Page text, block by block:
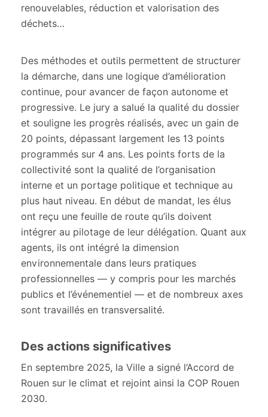
renouvelables, réduction et valorisation des
déchets…
Des méthodes et outils permettent de structurer
la démarche, dans une logique d’amélioration
continue, pour avancer de façon autonome et
progressive. Le jury a salué la qualité du dossier
et souligne les progrès réalisés, avec un gain de
20 points, dépassant largement les 13 points
programmés sur 4 ans. Les points forts de la
collectivité sont la qualité de l’organisation
interne et un portage politique et technique au
plus haut niveau. En début de mandat, les élus
ont reçu une feuille de route qu’ils doivent
intégrer au pilotage de leur délégation. Quant aux
agents, ils ont intégré la dimension
environnementale dans leurs pratiques
professionnelles — y compris pour les marchés
publics et l’événementiel — et de nombreux axes
sont travaillés en transversalité.
Des actions significatives
En septembre 2025, la Ville a signé l’Accord de
Rouen sur le climat et rejoint ainsi la COP Rouen
2030.